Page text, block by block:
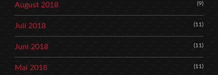
August 2018 (9)
Juli 2018 (11)
Juni 2018 (11)
Mai 2018 (11)